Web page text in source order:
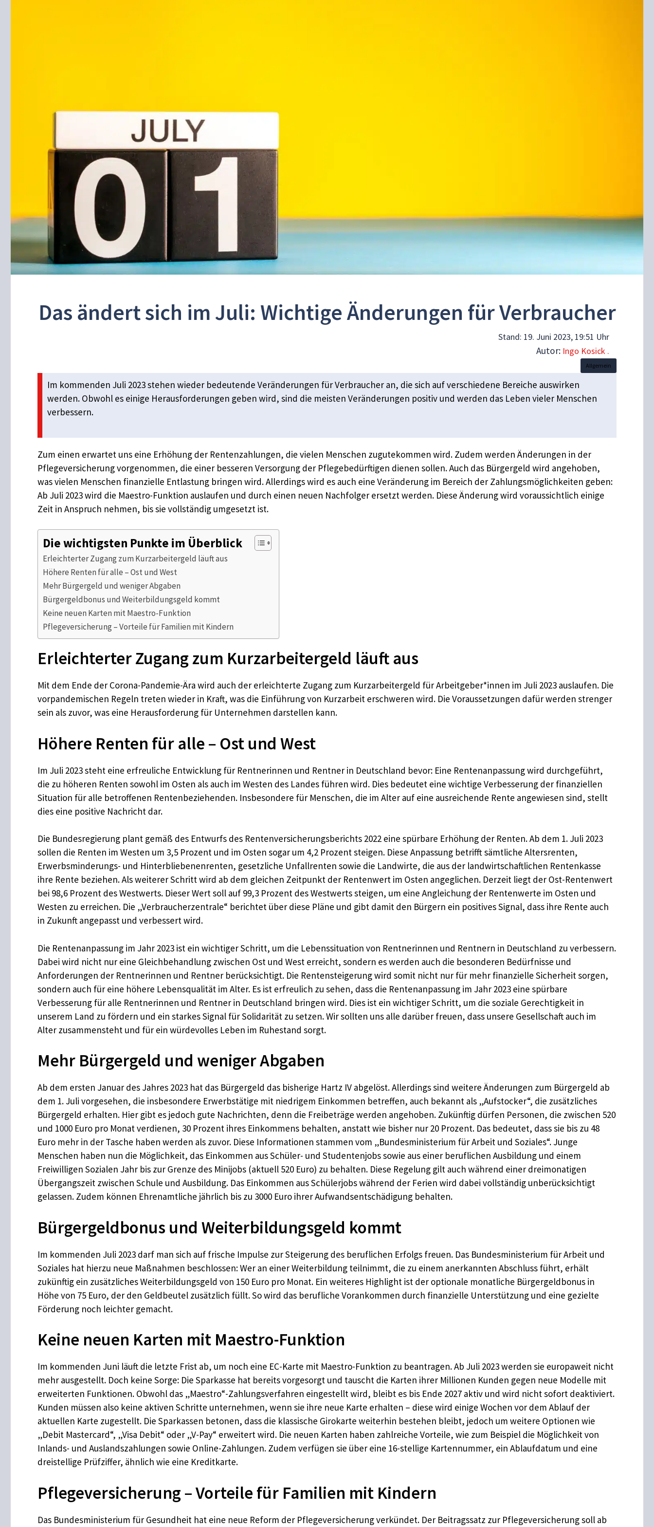
Das ändert sich im Juli: Wichtige Änderungen für Verbraucher
Stand: 19. Juni 2023, 19:51 Uhr
Autor: Ingo Kosick .
Allgemein
Im kommenden Juli 2023 stehen wieder bedeutende Veränderungen für Verbraucher an, die sich auf verschiedene Bereiche auswirken
werden. Obwohl es einige Herausforderungen geben wird, sind die meisten Veränderungen positiv und werden das Leben vieler Menschen
verbessern.
Zum einen erwartet uns eine Erhöhung der Rentenzahlungen, die vielen Menschen zugutekommen wird. Zudem werden Änderungen in der
Pflegeversicherung vorgenommen, die einer besseren Versorgung der Pflegebedürftigen dienen sollen. Auch das Bürgergeld wird angehoben,
was vielen Menschen finanzielle Entlastung bringen wird. Allerdings wird es auch eine Veränderung im Bereich der Zahlungsmöglichkeiten geben:
Ab Juli 2023 wird die Maestro-Funktion auslaufen und durch einen neuen Nachfolger ersetzt werden. Diese Änderung wird voraussichtlich einige
Zeit in Anspruch nehmen, bis sie vollständig umgesetzt ist.
Die wichtigsten Punkte im Überblick
Erleichterter Zugang zum Kurzarbeitergeld läuft aus
Höhere Renten für alle – Ost und West
Mehr Bürgergeld und weniger Abgaben
Bürgergeldbonus und Weiterbildungsgeld kommt
Keine neuen Karten mit Maestro-Funktion
Pflegeversicherung – Vorteile für Familien mit Kindern
Erleichterter Zugang zum Kurzarbeitergeld läuft aus
Mit dem Ende der Corona-Pandemie-Ära wird auch der erleichterte Zugang zum Kurzarbeitergeld für Arbeitgeber*innen im Juli 2023 auslaufen. Die
vorpandemischen Regeln treten wieder in Kraft, was die Einführung von Kurzarbeit erschweren wird. Die Voraussetzungen dafür werden strenger
sein als zuvor, was eine Herausforderung für Unternehmen darstellen kann.
Höhere Renten für alle – Ost und West
Im Juli 2023 steht eine erfreuliche Entwicklung für Rentnerinnen und Rentner in Deutschland bevor: Eine Rentenanpassung wird durchgeführt,
die zu höheren Renten sowohl im Osten als auch im Westen des Landes führen wird. Dies bedeutet eine wichtige Verbesserung der finanziellen
Situation für alle betroffenen Rentenbeziehenden. Insbesondere für Menschen, die im Alter auf eine ausreichende Rente angewiesen sind, stellt
dies eine positive Nachricht dar.
Die Bundesregierung plant gemäß des Entwurfs des Rentenversicherungsberichts 2022 eine spürbare Erhöhung der Renten. Ab dem 1. Juli 2023
sollen die Renten im Westen um 3,5 Prozent und im Osten sogar um 4,2 Prozent steigen. Diese Anpassung betrifft sämtliche Altersrenten,
Erwerbsminderungs- und Hinterbliebenenrenten, gesetzliche Unfallrenten sowie die Landwirte, die aus der landwirtschaftlichen Rentenkasse
ihre Rente beziehen. Als weiterer Schritt wird ab dem gleichen Zeitpunkt der Rentenwert im Osten angeglichen. Derzeit liegt der Ost-Rentenwert
bei 98,6 Prozent des Westwerts. Dieser Wert soll auf 99,3 Prozent des Westwerts steigen, um eine Angleichung der Rentenwerte im Osten und
Westen zu erreichen. Die „Verbraucherzentrale“ berichtet über diese Pläne und gibt damit den Bürgern ein positives Signal, dass ihre Rente auch
in Zukunft angepasst und verbessert wird.
Die Rentenanpassung im Jahr 2023 ist ein wichtiger Schritt, um die Lebenssituation von Rentnerinnen und Rentnern in Deutschland zu verbessern.
Dabei wird nicht nur eine Gleichbehandlung zwischen Ost und West erreicht, sondern es werden auch die besonderen Bedürfnisse und
Anforderungen der Rentnerinnen und Rentner berücksichtigt. Die Rentensteigerung wird somit nicht nur für mehr finanzielle Sicherheit sorgen,
sondern auch für eine höhere Lebensqualität im Alter. Es ist erfreulich zu sehen, dass die Rentenanpassung im Jahr 2023 eine spürbare
Verbesserung für alle Rentnerinnen und Rentner in Deutschland bringen wird. Dies ist ein wichtiger Schritt, um die soziale Gerechtigkeit in
unserem Land zu fördern und ein starkes Signal für Solidarität zu setzen. Wir sollten uns alle darüber freuen, dass unsere Gesellschaft auch im
Alter zusammensteht und für ein würdevolles Leben im Ruhestand sorgt.
Mehr Bürgergeld und weniger Abgaben
Ab dem ersten Januar des Jahres 2023 hat das Bürgergeld das bisherige Hartz IV abgelöst. Allerdings sind weitere Änderungen zum Bürgergeld ab
dem 1. Juli vorgesehen, die insbesondere Erwerbstätige mit niedrigem Einkommen betreffen, auch bekannt als „Aufstocker“, die zusätzliches
Bürgergeld erhalten. Hier gibt es jedoch gute Nachrichten, denn die Freibeträge werden angehoben. Zukünftig dürfen Personen, die zwischen 520
und 1000 Euro pro Monat verdienen, 30 Prozent ihres Einkommens behalten, anstatt wie bisher nur 20 Prozent. Das bedeutet, dass sie bis zu 48
Euro mehr in der Tasche haben werden als zuvor. Diese Informationen stammen vom „Bundesministerium für Arbeit und Soziales“. Junge
Menschen haben nun die Möglichkeit, das Einkommen aus Schüler- und Studentenjobs sowie aus einer beruflichen Ausbildung und einem
Freiwilligen Sozialen Jahr bis zur Grenze des Minijobs (aktuell 520 Euro) zu behalten. Diese Regelung gilt auch während einer dreimonatigen
Übergangszeit zwischen Schule und Ausbildung. Das Einkommen aus Schülerjobs während der Ferien wird dabei vollständig unberücksichtigt
gelassen. Zudem können Ehrenamtliche jährlich bis zu 3000 Euro ihrer Aufwandsentschädigung behalten.
Bürgergeldbonus und Weiterbildungsgeld kommt
Im kommenden Juli 2023 darf man sich auf frische Impulse zur Steigerung des beruflichen Erfolgs freuen. Das Bundesministerium für Arbeit und
Soziales hat hierzu neue Maßnahmen beschlossen: Wer an einer Weiterbildung teilnimmt, die zu einem anerkannten Abschluss führt, erhält
zukünftig ein zusätzliches Weiterbildungsgeld von 150 Euro pro Monat. Ein weiteres Highlight ist der optionale monatliche Bürgergeldbonus in
Höhe von 75 Euro, der den Geldbeutel zusätzlich füllt. So wird das berufliche Vorankommen durch finanzielle Unterstützung und eine gezielte
Förderung noch leichter gemacht.
Keine neuen Karten mit Maestro-Funktion
Im kommenden Juni läuft die letzte Frist ab, um noch eine EC-Karte mit Maestro-Funktion zu beantragen. Ab Juli 2023 werden sie europaweit nicht
mehr ausgestellt. Doch keine Sorge: Die Sparkasse hat bereits vorgesorgt und tauscht die Karten ihrer Millionen Kunden gegen neue Modelle mit
erweiterten Funktionen. Obwohl das „Maestro“-Zahlungsverfahren eingestellt wird, bleibt es bis Ende 2027 aktiv und wird nicht sofort deaktiviert.
Kunden müssen also keine aktiven Schritte unternehmen, wenn sie ihre neue Karte erhalten – diese wird einige Wochen vor dem Ablauf der
aktuellen Karte zugestellt. Die Sparkassen betonen, dass die klassische Girokarte weiterhin bestehen bleibt, jedoch um weitere Optionen wie
„Debit Mastercard“, „Visa Debit“ oder „V-Pay“ erweitert wird. Die neuen Karten haben zahlreiche Vorteile, wie zum Beispiel die Möglichkeit von
Inlands- und Auslandszahlungen sowie Online-Zahlungen. Zudem verfügen sie über eine 16-stellige Kartennummer, ein Ablaufdatum und eine
dreistellige Prüfziffer, ähnlich wie eine Kreditkarte.
Pflegeversicherung – Vorteile für Familien mit Kindern
Das Bundesministerium für Gesundheit hat eine neue Reform der Pflegeversicherung verkündet. Der Beitragssatz zur Pflegeversicherung soll ab